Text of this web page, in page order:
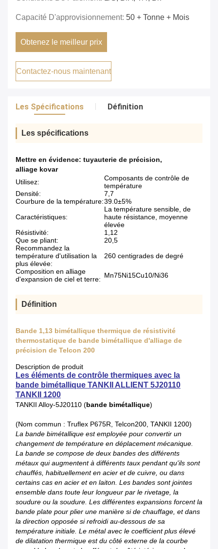
Capacité D'approvisionnement: 50 + Tonne + Mois
Obtenez le meilleur prix
Contactez-nous maintenant
Les Spécifications Définition
Les spécifications
Mettre en évidence: tuyauterie de précision,
alliage kovar
Utilisez:
Composants de contrôle de
température
Densité:
7,7
Courbure de la température:39.0±5%
Caractéristiques:
La température sensible, de
haute résistance, moyenne
élevée
Résistivité:
1,12
Que se pliant:
20,5
Recommandez la
température d'utilisation la
plus élevée:
260 centigrades de degré
Composition en alliage
d'expansion de ciel et terre: Mn75Ni15Cu10/Ni36
Définition
Bande 1,13 bimétallique thermique de résistivité
thermostatique de bande bimétallique d'alliage de
précision de Telcon 200
Description de produit
Les éléments de contrôle thermiques avec la
bande bimétallique TANKII ALLIENT 5J20110
TANKII 1200
TANKII Alloy-5J20110 (bande bimétallique)
(Nom commun : Truflex P675R, Telcon200, TANKII 1200)
La bande bimétallique est employée pour convertir un
changement de température en déplacement mécanique.
La bande se compose de deux bandes des différents
métaux qui augmentent à différents taux pendant qu'ils sont
chauffés, habituellement en acier et de cuivre, ou dans
certains cas en acier et en laiton. Les bandes sont jointes
ensemble dans toute leur longueur par le rivetage, la
soudure ou la soudure. Les différentes expansions forcent la
bande plate pour plier une manière si de chauffage, et dans
la direction opposée si refroidi au-dessous de sa
température initiale. Le métal avec le coefficient plus élevé
de dilatation thermique est du côté externe de la courbe